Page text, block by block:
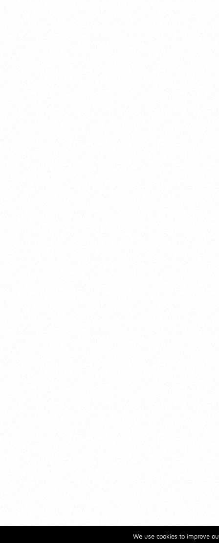
We use cookies to improve